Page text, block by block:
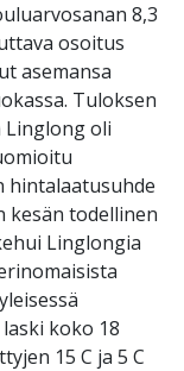
8,3
osoitus
asemansa
Tuloksen
Linglong oli
hintalaatusuhde
kesän todellinen
Linglongia
koko 18
15 C ja 5 C